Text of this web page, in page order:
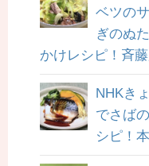
ベツの
ぎのぬ
かけレシピ！斉
NHKき
でさば
シピ！